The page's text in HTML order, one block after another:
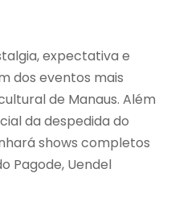
expectativa e
dos eventos mais
de Manaus. Além
da despedida do
shows completos
Pagode, Uendel